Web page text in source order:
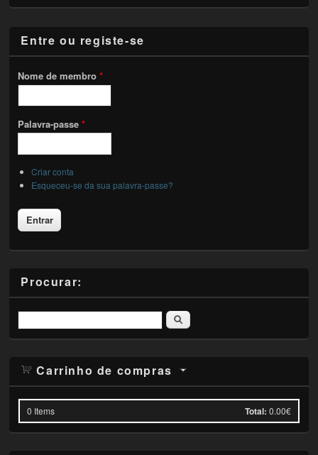
Entre ou registe-se
Nome de membro*
Palavra-passe*
Criar conta
Esqueceu-se da sua palavra-passe?
Procurar:
Pesquisar
Carrinho de compras
0 Items Total: 0.00€